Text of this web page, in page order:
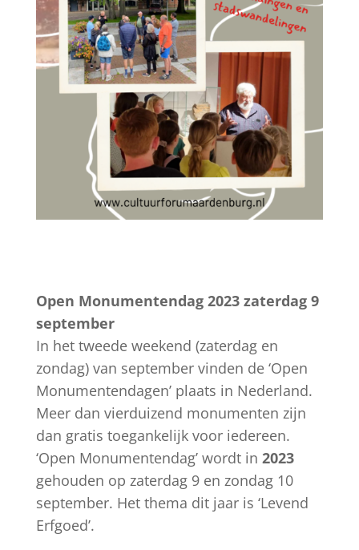
Open Monumentendag 2023 zaterdag 9
september
In het tweede weekend (zaterdag en
zondag) van september vinden de ‘Open
Monumentendagen’ plaats in Nederland.
Meer dan vierduizend monumenten zijn
dan gratis toegankelijk voor iedereen.
‘Open Monumentendag’ wordt in 2023
gehouden op zaterdag 9 en zondag 10
september. Het thema dit jaar is ‘Levend
Erfgoed’.